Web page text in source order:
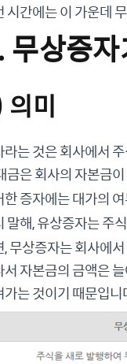
시간에는 이 가운데
무상증
의미
라는 것은 회사에서
금은 회사의 자본금
한 증자에는 대가의
말해, 유상증자는 주
, 무상증자는 회사에
서 자본금의 금액은
가는 것이기 때문입니